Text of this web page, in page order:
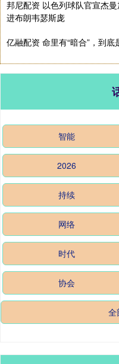
邦尼配资 以色列球队官宣杰
进布朗韦瑟斯庞
亿融配资 命里有“暗合”，到
智能
2026
持续
网络
时代
协会
全